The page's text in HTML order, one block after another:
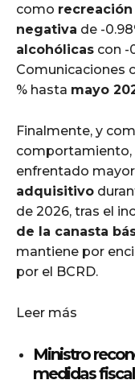
como
negativa de -
alcohólicas con -
Comunicaciones
% hasta mayo
Finalmente, y
comportamiento,
enfrentado
adquisitivo
de 2026, tras el
de la canasta
mantiene por
por el BCRD.
Leer más
Ministro
medidas